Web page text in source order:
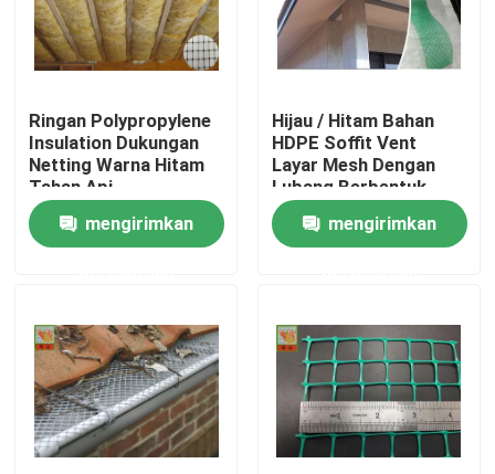
Tur Pabrik
Kontrol kualitas
Hubungi kami
Permintaan Penawaran
Jaring Plastik Diekstrusi
jaring taman jala
Netting Pertanian
Ringan Polypropylene
Insulation Dukungan
Netting Warna Hitam
Tahan Api
mengirimkan
Hijau / Hitam Bahan
HDPE Soffit Vent
Layar Mesh Dengan
Lubang Berbentuk
Berlian
mengirimkan